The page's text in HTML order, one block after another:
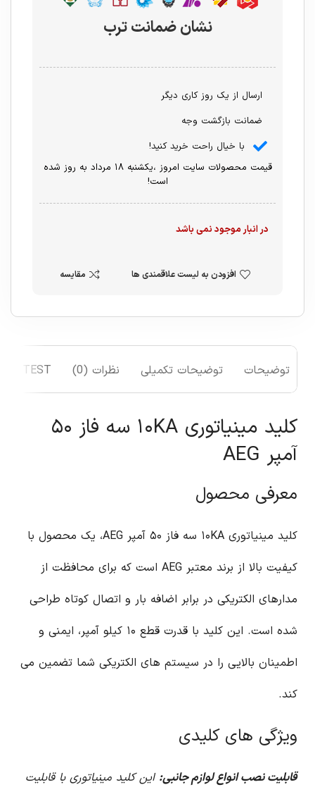
نشان ضمانت ترب
ارسال از یک روز کاری دیگر
ضمانت بازگشت وجه
با خیال راحت خرید کنید!
قیمت محصولات سایت امروز ،یکشنبه ۱۸ مرداد به روز شده
است!
در انبار موجود نمی باشد
افزودن به لیست علاقمندی ها مقایسه
توضیحات توضیحات تکمیلی نظرات (0) TEST
کلید مینیاتوری ۱۰KA سه فاز ۵۰
آمپر AEG
معرفی محصول
کلید مینیاتوری ۱۰KA سه فاز ۵۰ آمپر AEG، یک محصول با
کیفیت بالا از برند معتبر AEG است که برای محافظت از
مدارهای الکتریکی در برابر اضافه بار و اتصال کوتاه طراحی
شده است. این کلید با قدرت قطع ۱۰ کیلو آمپر، ایمنی و
اطمینان بالایی را در سیستم های الکتریکی شما تضمین می
کند.
ویژگی های کلیدی
قابلیت نصب انواع لوازم جانبی: این کلید مینیاتوری با قابلیت